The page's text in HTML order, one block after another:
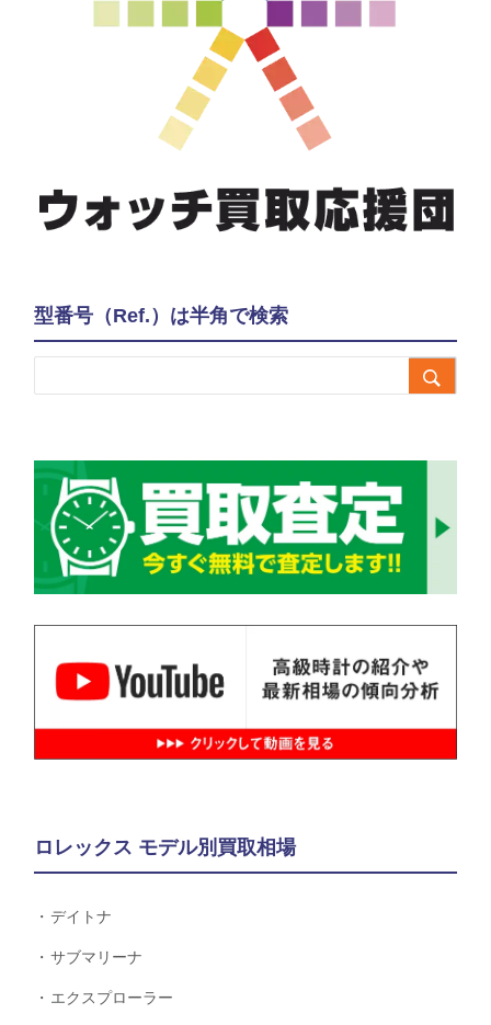
型番号（Ref.）は半角で検索

ロレックス モデル別買取相場
デイトナ
サブマリーナ
エクスプローラー